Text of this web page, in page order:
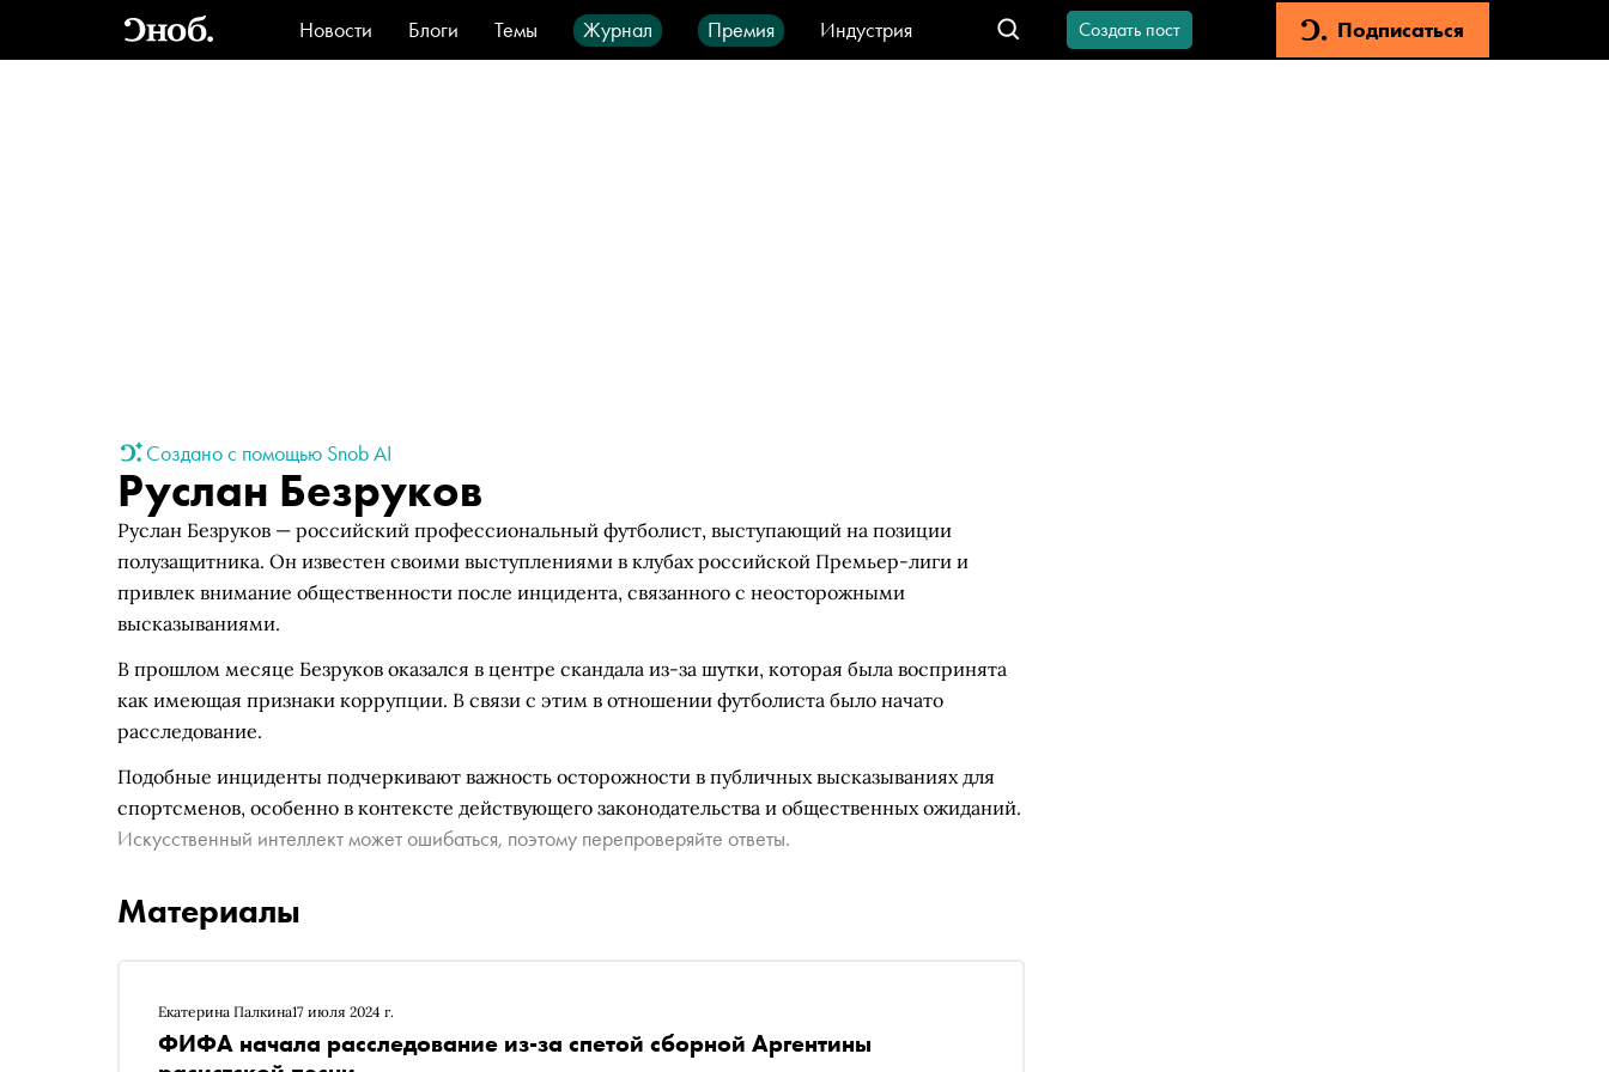
Новости Блоги Темы Журнал Премия
Индустрия
Стиль
Видео Город IT-продукты
Создать пост Подписаться
Создано с помощью Snob AI
Руслан Безруков
Руслан Безруков — российский профессиональный футболист, выступающий на позиции
полузащитника. Он известен своими выступлениями в клубах российской Премьер-лиги и
привлек внимание общественности после инцидента, связанного с неосторожными
высказываниями.
В прошлом месяце Безруков оказался в центре скандала из-за шутки, которая была воспринята
как имеющая признаки коррупции. В связи с этим в отношении футболиста было начато
расследование.
Подобные инциденты подчеркивают важность осторожности в публичных высказываниях для
спортсменов, особенно в контексте действующего законодательства и общественных ожиданий.
Искусственный интеллект может ошибаться, поэтому перепроверяйте ответы.
Материалы
Екатерина Палкина17 июля 2024 г.
ФИФА начала расследование из-за спетой сборной Аргентины